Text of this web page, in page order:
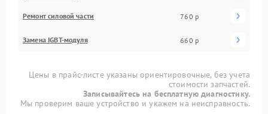
Ремонт силовой части 760 р
Замена IGBT-модуля 660 р
Цены в прайс-листе указаны ориентировочные, без учета
стоимости запчастей.
Записывайтесь на бесплатную диагностику.
Мы проверим ваше устройство и укажем на неисправность.